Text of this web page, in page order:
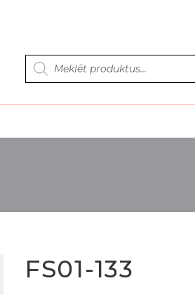
Products
search
FS01-133